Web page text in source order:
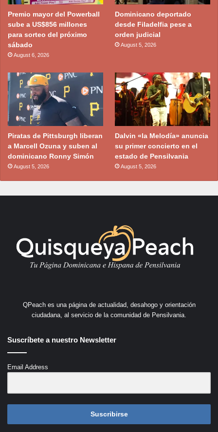
Premio mayor del Powerball
sube a US$856 millones
para sorteo del próximo
sábado
August 6, 2026
Dominicano deportado
desde Filadelfia pese a
orden judicial
August 5, 2026
Piratas de Pittsburgh liberan
a Marcell Ozuna y suben al
dominicano Ronny Simón
August 5, 2026
Dalvin «la Melodía» anuncia
su primer concierto en el
estado de Pensilvania
August 5, 2026
QPeach es una página de actualidad, desahogo y orientación
ciudadana, al servicio de la comunidad de Pensilvania.
Suscríbete a nuestro Newsletter
Email Address
Suscribirse